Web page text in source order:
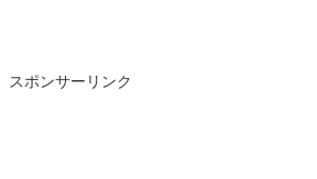
スポンサーリンク